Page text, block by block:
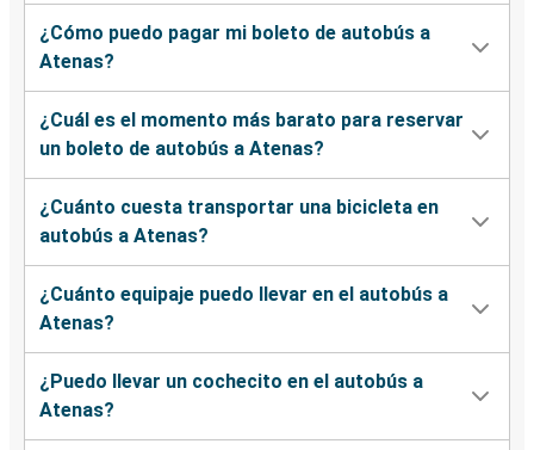
¿Cómo puedo pagar mi boleto de autobús a
Atenas?
¿Cuál es el momento más barato para reservar
un boleto de autobús a Atenas?
¿Cuánto cuesta transportar una bicicleta en
autobús a Atenas?
¿Cuánto equipaje puedo llevar en el autobús a
Atenas?
¿Puedo llevar un cochecito en el autobús a
Atenas?